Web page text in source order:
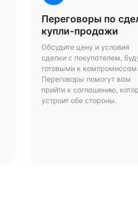
Переговоры по
купли-продажи
Обсудите цену и условия
сделки с покупателем,
готовыми к компромиссам.
Переговоры помогут вам
прийти к соглашению,
устроит обе стороны.